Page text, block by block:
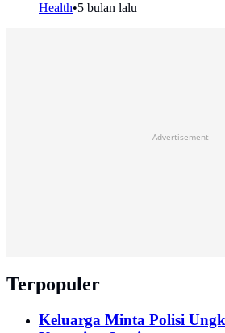
Health•5 bulan lalu
Advertisement
Terpopuler
Keluarga Minta Polisi